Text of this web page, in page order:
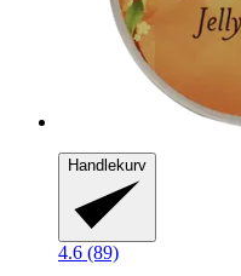
Handlekurv
4.6 (89)